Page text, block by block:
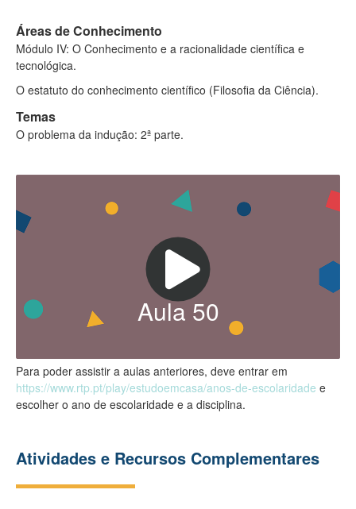
Áreas de Conhecimento
Módulo IV: O Conhecimento e a racionalidade científica e
tecnológica.
O estatuto do conhecimento científico (Filosofia da Ciência).
Temas
O problema da indução: 2ª parte.
Aula50
Para poder assistir a aulas anteriores, deve entrar em
https://www.rtp.pt/play/estudoemcasa/anos-de-escolaridade e
escolher o ano de escolaridade e a disciplina.
Atividades e Recursos Complementares